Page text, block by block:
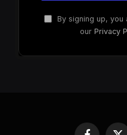
By signing up,
our Privacy